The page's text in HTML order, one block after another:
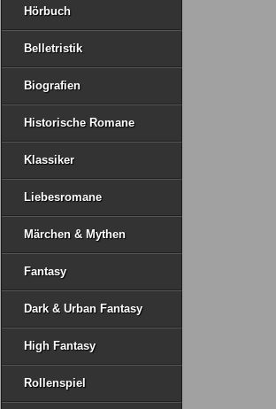
Hörbuch
Belletristik
Biografien
Historische Romane
Klassiker
Liebesromane
Märchen & Mythen
Fantasy
Dark & Urban Fantasy
High Fantasy
Rollenspiel